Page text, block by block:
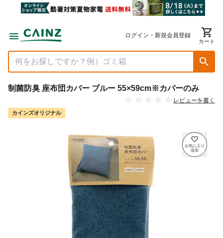
ログイン・新規会員登録
カート
制菌防臭 座布団カバー ブルー 55×59cm※カバーのみ
レビューを書く
カインズオリジナル